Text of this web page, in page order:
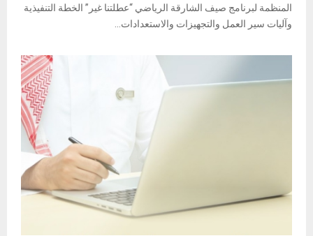
المنظمة لبرنامج صيف الشارقة الرياضي “عطلتنا غير” الخطة التنفيذية
وآليات سير العمل والتجهيزات والاستعدادات...